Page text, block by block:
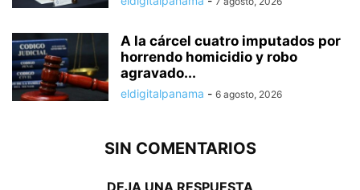
A la cárcel cuatro imputados por
horrendo homicidio y robo
agravado...
eldigitalpanama - 6 agosto, 2026
SIN COMENTARIOS